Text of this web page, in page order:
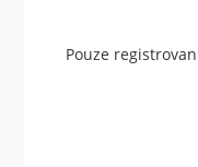
Pouze